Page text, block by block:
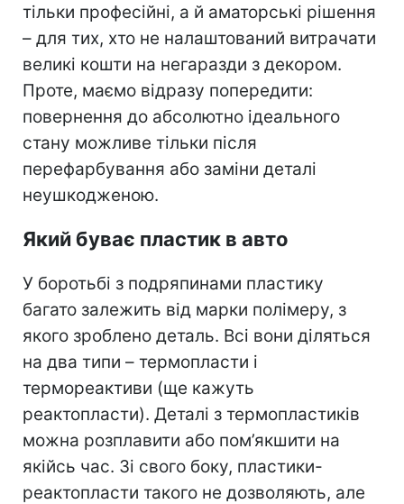
тільки професійні, а й аматорські рішення
– для тих, хто не налаштований витрачати
великі кошти на негаразди з декором.
Проте, маємо відразу попередити:
повернення до абсолютно ідеального
стану можливе тільки після
перефарбування або заміни деталі
неушкодженою.
Який буває пластик в авто
У боротьбі з подряпинами пластику
багато залежить від марки полімеру, з
якого зроблено деталь. Всі вони діляться
на два типи – термопласти і
термореактиви (ще кажуть
реактопласти). Деталі з термопластиків
можна розплавити або пом’якшити на
якійсь час. Зі свого боку, пластики-
реактопласти такого не дозволяють, але